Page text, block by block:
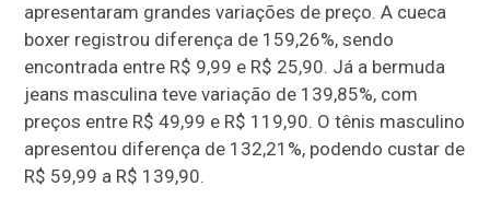
apresentaram grandes variações de preço. A cueca
boxer registrou diferença de 159,26%, sendo
encontrada entre R$ 9,99 e R$ 25,90. Já a bermuda
jeans masculina teve variação de 139,85%, com
preços entre R$ 49,99 e R$ 119,90. O tênis masculino
apresentou diferença de 132,21%, podendo custar de
R$ 59,99 a R$ 139,90.